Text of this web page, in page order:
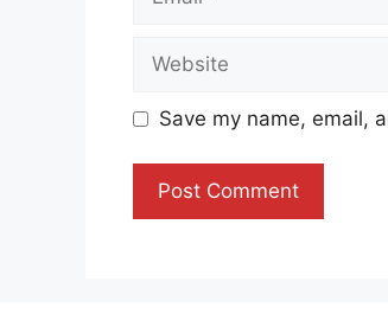
Save my name, email,